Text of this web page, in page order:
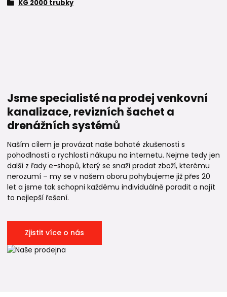
KG 2000 trubky
Jsme specialisté na prodej venkovní
kanalizace, revizních šachet a
drenážních systémů
Naším cílem je provázat naše bohaté zkušenosti s
pohodlností a rychlostí nákupu na internetu. Nejme tedy jen
další z řady e-shopů, který se snaží prodat zboží, kterému
nerozumí – my se v našem oboru pohybujeme již přes 20
let a jsme tak schopni každému individuálně poradit a najít
to nejlepší řešení.
Zjistit více o nás